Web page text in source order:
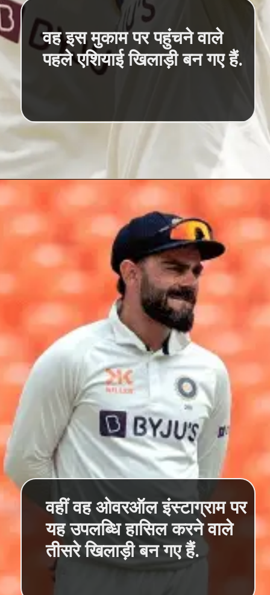
वह इस मुकाम पर पहुंचने वाले
पहले एशियाई खिलाड़ी बन गए हैं.
वहीं वह ओवरऑल इंस्टाग्राम पर
यह उपलब्धि हासिल करने वाले
तीसरे खिलाड़ी बन गए हैं.